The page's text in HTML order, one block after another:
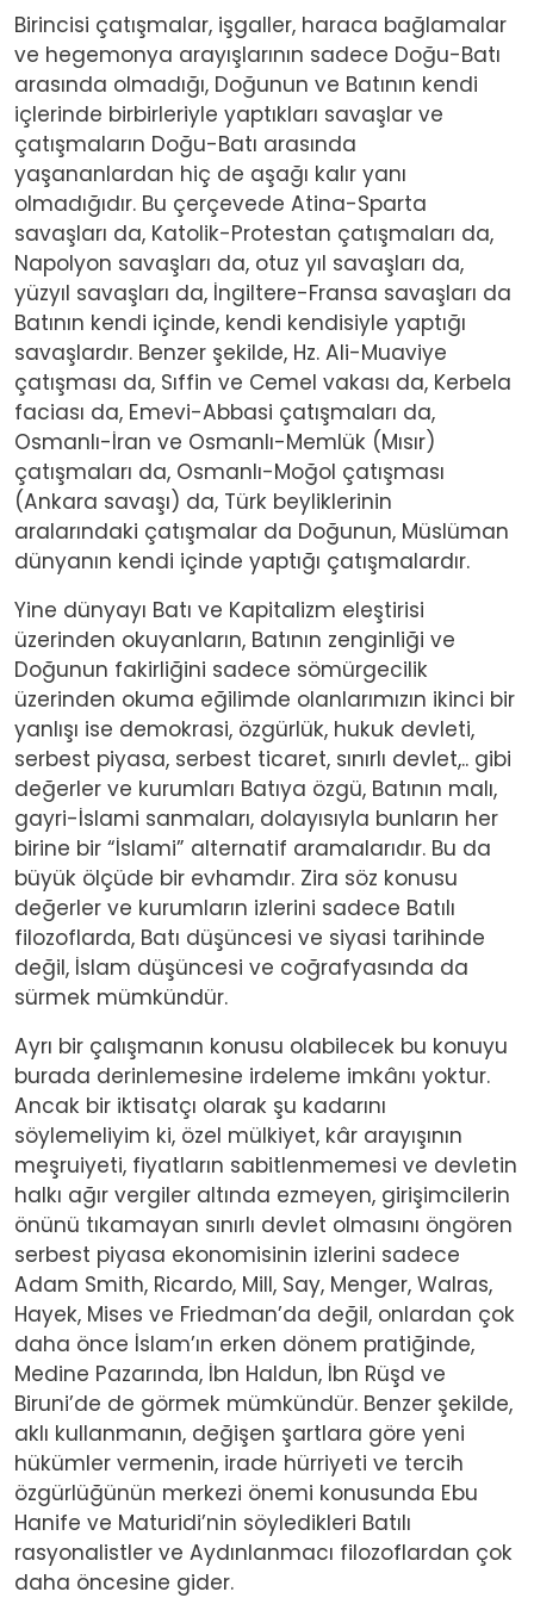
Birincisi çatışmalar, işgaller, haraca bağlamalar
ve hegemonya arayışlarının sadece Doğu-Batı
arasında olmadığı, Doğunun ve Batının kendi
içlerinde birbirleriyle yaptıkları savaşlar ve
çatışmaların Doğu-Batı arasında
yaşananlardan hiç de aşağı kalır yanı
olmadığıdır. Bu çerçevede Atina-Sparta
savaşları da, Katolik-Protestan çatışmaları da,
Napolyon savaşları da, otuz yıl savaşları da,
yüzyıl savaşları da, İngiltere-Fransa savaşları da
Batının kendi içinde, kendi kendisiyle yaptığı
savaşlardır. Benzer şekilde, Hz. Ali-Muaviye
çatışması da, Sıffin ve Cemel vakası da, Kerbela
faciası da, Emevi-Abbasi çatışmaları da,
Osmanlı-İran ve Osmanlı-Memlük (Mısır)
çatışmaları da, Osmanlı-Moğol çatışması
(Ankara savaşı) da, Türk beyliklerinin
aralarındaki çatışmalar da Doğunun, Müslüman
dünyanın kendi içinde yaptığı çatışmalardır.
Yine dünyayı Batı ve Kapitalizm eleştirisi
üzerinden okuyanların, Batının zenginliği ve
Doğunun fakirliğini sadece sömürgecilik
üzerinden okuma eğilimde olanlarımızın ikinci bir
yanlışı ise demokrasi, özgürlük, hukuk devleti,
serbest piyasa, serbest ticaret, sınırlı devlet,.. gibi
değerler ve kurumları Batıya özgü, Batının malı,
gayri-İslami sanmaları, dolayısıyla bunların her
birine bir “İslami” alternatif aramalarıdır. Bu da
büyük ölçüde bir evhamdır. Zira söz konusu
değerler ve kurumların izlerini sadece Batılı
filozoflarda, Batı düşüncesi ve siyasi tarihinde
değil, İslam düşüncesi ve coğrafyasında da
sürmek mümkündür.
Ayrı bir çalışmanın konusu olabilecek bu konuyu
burada derinlemesine irdeleme imkânı yoktur.
Ancak bir iktisatçı olarak şu kadarını
söylemeliyim ki, özel mülkiyet, kâr arayışının
meşruiyeti, fiyatların sabitlenmemesi ve devletin
halkı ağır vergiler altında ezmeyen, girişimcilerin
önünü tıkamayan sınırlı devlet olmasını öngören
serbest piyasa ekonomisinin izlerini sadece
Adam Smith, Ricardo, Mill, Say, Menger, Walras,
Hayek, Mises ve Friedman’da değil, onlardan çok
daha önce İslam’ın erken dönem pratiğinde,
Medine Pazarında, İbn Haldun, İbn Rüşd ve
Biruni’de de görmek mümkündür. Benzer şekilde,
aklı kullanmanın, değişen şartlara göre yeni
hükümler vermenin, irade hürriyeti ve tercih
özgürlüğünün merkezi önemi konusunda Ebu
Hanife ve Maturidi’nin söyledikleri Batılı
rasyonalistler ve Aydınlanmacı filozoflardan çok
daha öncesine gider.